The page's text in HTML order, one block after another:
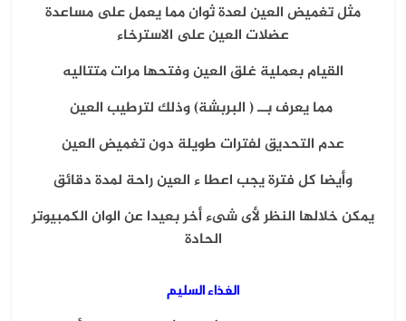
مثل تغميض العين لعدة ثوان مما يعمل على مساعدة
عضلات العين على الاسترخاء
القيام بعملية غلق العين وفتحها مرات متتاليه
مما يعرف بــ ( البربشة) وذلك لترطيب العين
عدم التحديق لفترات طويلة دون تغميض العين
وأيضا كل فترة يجب اعطا ء العين راحة لمدة دقائق
يمكن خلالها النظر لأى شىء أخر بعيدا عن الوان الكمبيوتر
الحادة
الغذاء السليم